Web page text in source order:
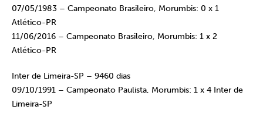
07/05/1983 – Campeonato Brasileiro, Morumbis: 0 x 1
Atlético-PR
11/06/2016 – Campeonato Brasileiro, Morumbis: 1 x 2
Atlético-PR
Inter de Limeira-SP – 9460 dias
09/10/1991 – Campeonato Paulista, Morumbis: 1 x 4 Inter de
Limeira-SP